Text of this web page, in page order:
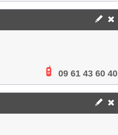
09 61 43 60 40